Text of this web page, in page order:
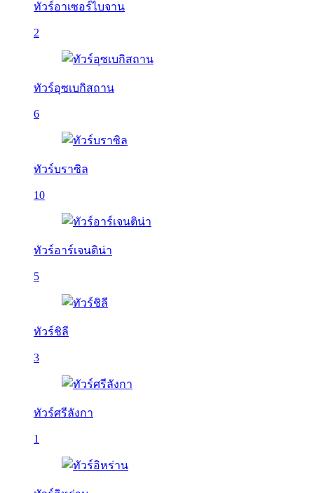
ทัวร์อาเซอร์ไบจาน
2
ทัวร์อุซเบกิสถาน
6
ทัวร์บราซิล
10
ทัวร์อาร์เจนติน่า
5
ทัวร์ชิลี
3
ทัวร์ศรีลังกา
1